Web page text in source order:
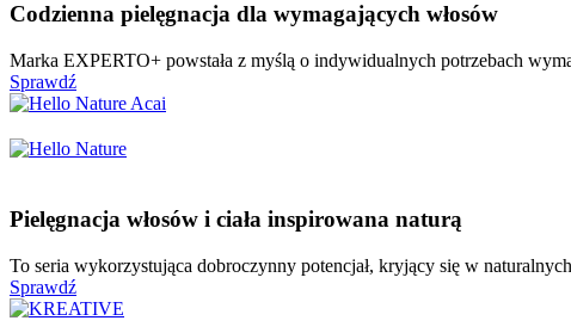
Codzienna pielęgnacja dla wymagających włosów
Marka EXPERTO+ powstała z myślą o indywidualnych potrzebach
Sprawdź
Pielęgnacja włosów i ciała inspirowana naturą
To seria wykorzystująca dobroczynny potencjał, kryjący się w
Sprawdź